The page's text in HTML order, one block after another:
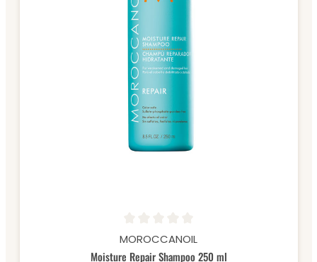
Durchschnittliche Bewertung von 0 von 5 Sternen
MOROCCANOIL
Moisture Repair Shampoo 250 ml